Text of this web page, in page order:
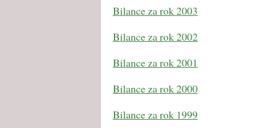
Bilance za rok 2003
Bilance za rok 2002
Bilance za rok 2001
Bilance za rok 2000
Bilance za rok 1999